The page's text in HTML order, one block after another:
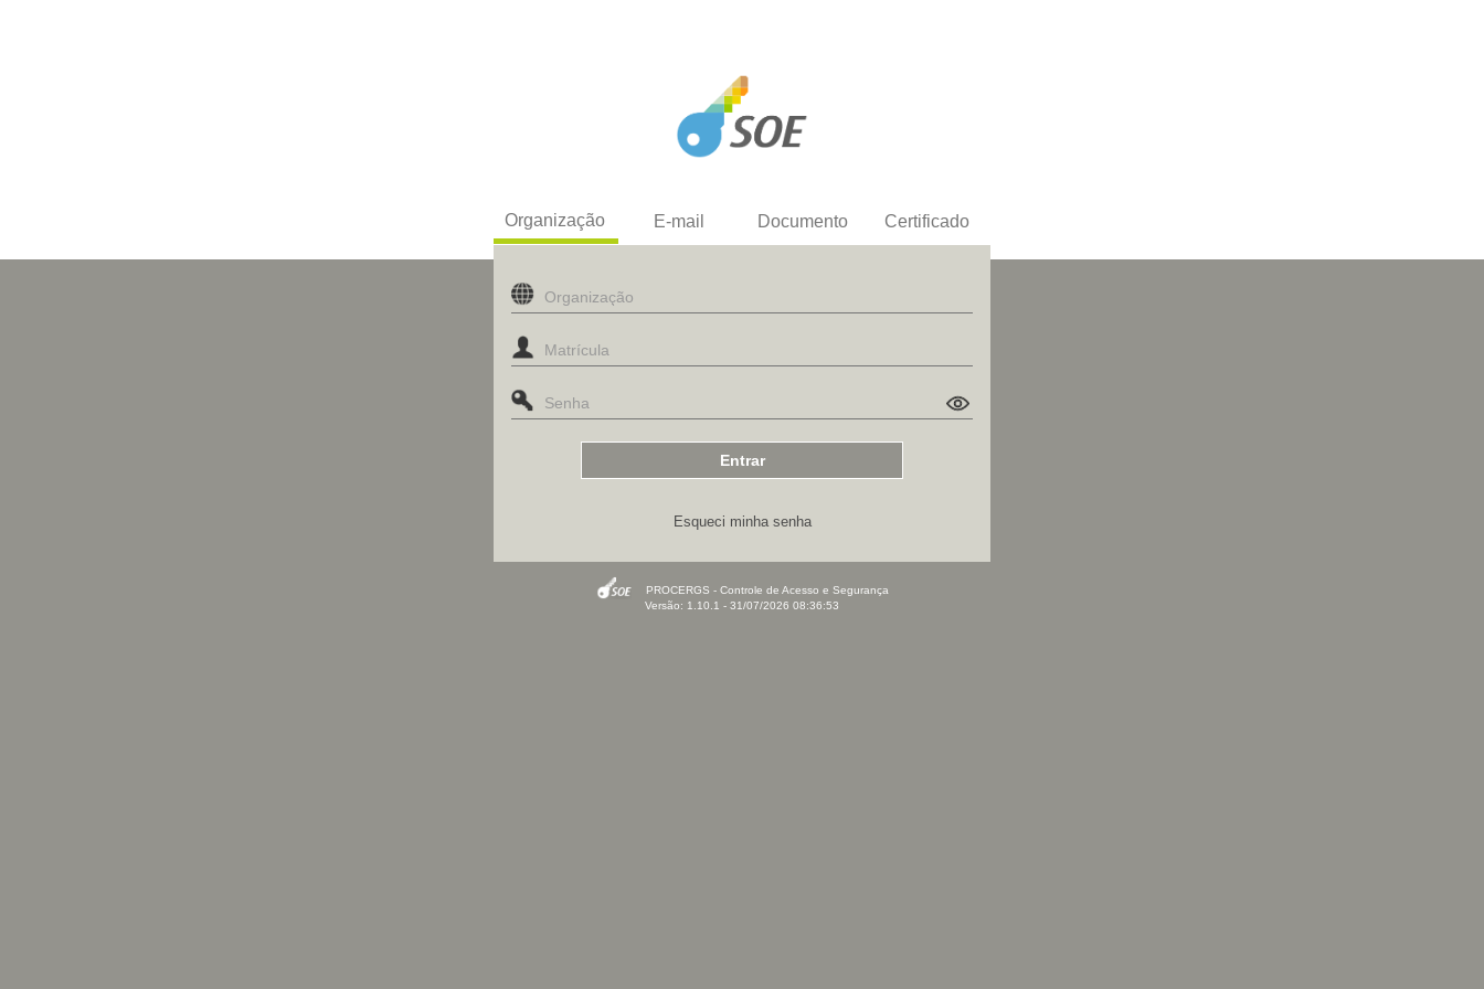
Organização E-mail Documento Certificado
Esqueci minha senha
PROCERGS - Controle de Acesso e Segurança
Versão: 1.10.1 - 31/07/2026 08:36:53